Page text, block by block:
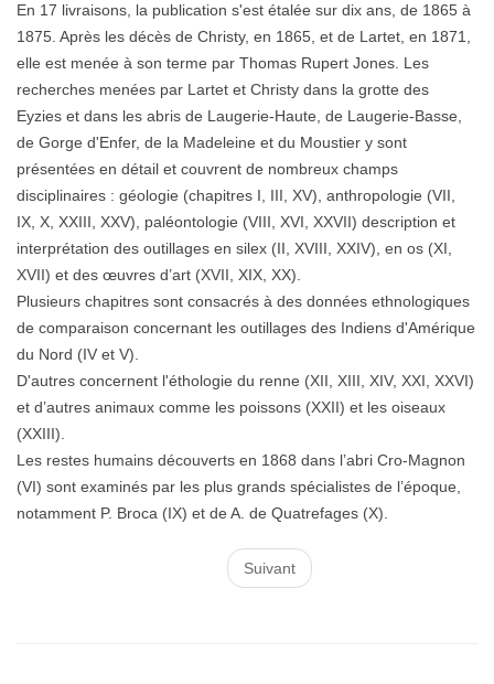
En 17 livraisons, la publication s'est étalée sur dix ans, de 1865 à
1875. Après les décès de Christy, en 1865, et de Lartet, en 1871,
elle est menée à son terme par Thomas Rupert Jones. Les
recherches menées par Lartet et Christy dans la grotte des
Eyzies et dans les abris de Laugerie-Haute, de Laugerie-Basse,
de Gorge d'Enfer, de la Madeleine et du Moustier y sont
présentées en détail et couvrent de nombreux champs
disciplinaires : géologie (chapitres I, III, XV), anthropologie (VII,
IX, X, XXIII, XXV), paléontologie (VIII, XVI, XXVII) description et
interprétation des outillages en silex (II, XVIII, XXIV), en os (XI,
XVII) et des œuvres d’art (XVII, XIX, XX).
Plusieurs chapitres sont consacrés à des données ethnologiques
de comparaison concernant les outillages des Indiens d'Amérique
du Nord (IV et V).
D'autres concernent l'éthologie du renne (XII, XIII, XIV, XXI, XXVI)
et d’autres animaux comme les poissons (XXII) et les oiseaux
(XXIII).
Les restes humains découverts en 1868 dans l’abri Cro-Magnon
(VI) sont examinés par les plus grands spécialistes de l’époque,
notamment P. Broca (IX) et de A. de Quatrefages (X).
Suivant